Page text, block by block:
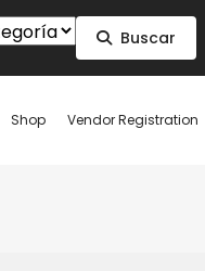
Buscar
Shop Vendor Registration